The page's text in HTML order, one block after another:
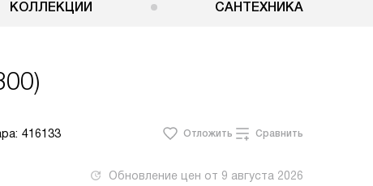
КОЛЛЕКЦИИ САНТЕХНИКА
416133 Отложить Сравнить
Обновление цен от 9 августа 2026